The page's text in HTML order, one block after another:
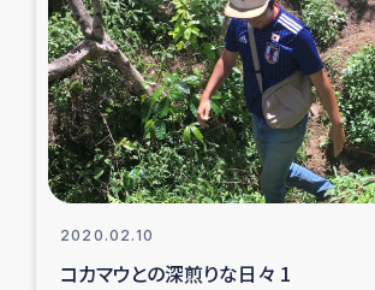
トルコ・シリア地震被災者
デニヤヤ小規模紅茶農家支
コーヒー生産者支援
アイナロ県マウベシ郡でのコーヒー
2020.02.10
コカマウとの深煎りな日々 1